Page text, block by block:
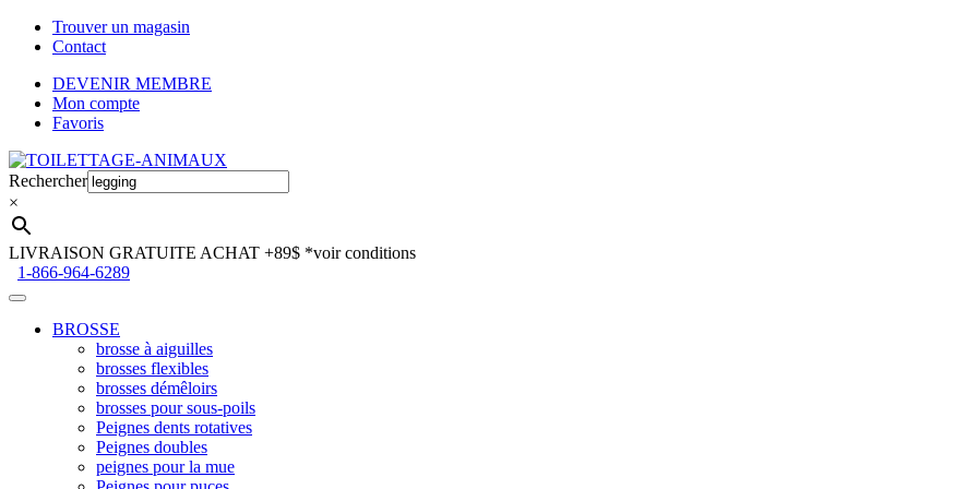
Trouver un magasin
Contact
DEVENIR MEMBRE
Mon compte
Favoris
Aller
à
la
navigation
Aller
au
contenu
Rechercher
×
LIVRAISON GRATUITE ACHAT +89$ *voir conditions
1-866-964-6289
BROSSE
brosse à aiguilles
brosses flexibles
brosses démêloirs
brosses pour sous-poils
Peignes dents rotatives
Peignes doubles
peignes pour la mue